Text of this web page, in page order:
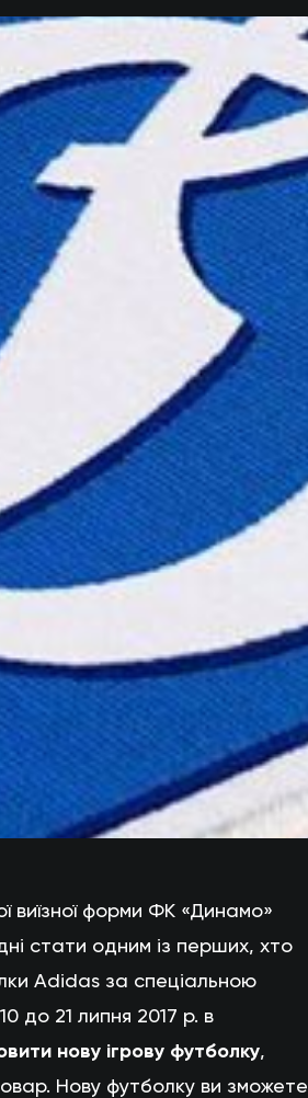
форми ФК «Динамо»
стати одним із перших, хто
Adidas за спеціальною
до 21 липня 2017 р. в
нову ігрову футболку,
Нову футболку ви зможете